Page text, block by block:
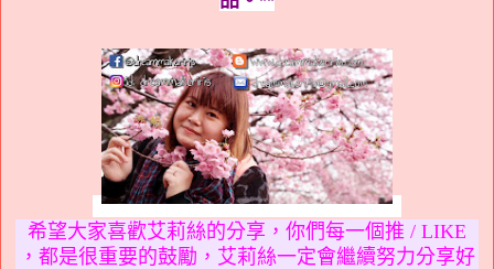
希望大家喜歡艾莉絲的分享，你們每一個推 / LIKE
，都是很重要的鼓勵，艾莉絲一定會繼續努力分享好